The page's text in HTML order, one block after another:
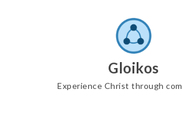
Gloikos
Experience Christ through